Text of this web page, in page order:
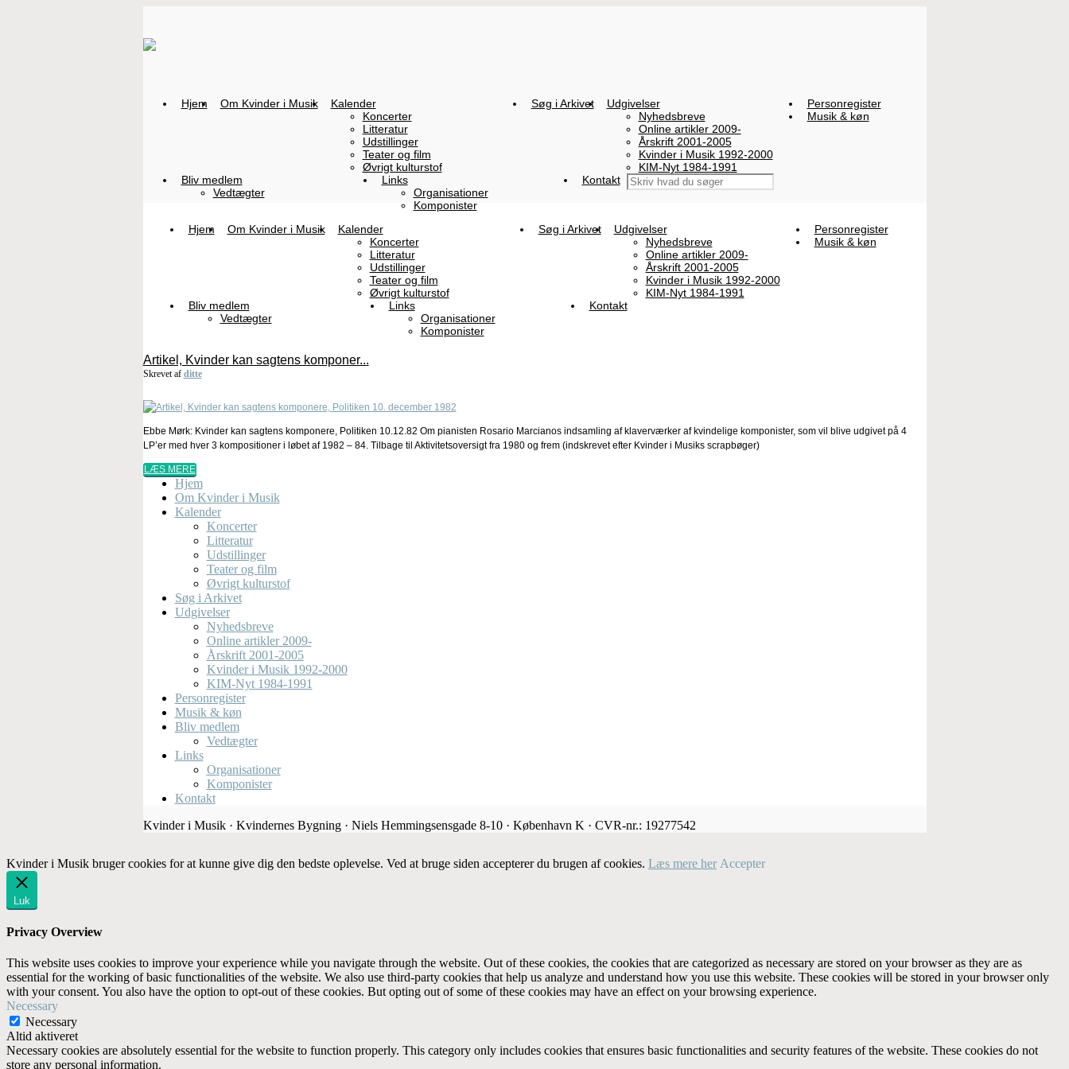
Hjem Om Kvinder i Musik
Kalender
Koncerter
Litteratur
Udstillinger
Teater og film
Øvrigt kulturstof
Søg i Arkivet
Udgivelser
Nyhedsbreve
Online artikler 2009-
Årskrift 2001-2005
Kvinder i Musik 1992-2000
KIM-Nyt 1984-1991
Personregister
Musik & køn
Bliv medlem
Vedtægter
Links
Organisationer
Komponister
Kontakt
Hjem Om Kvinder i Musik
Kalender
Koncerter
Litteratur
Udstillinger
Teater og film
Øvrigt kulturstof
Søg i Arkivet
Udgivelser
Nyhedsbreve
Online artikler 2009-
Årskrift 2001-2005
Kvinder i Musik 1992-2000
KIM-Nyt 1984-1991
Personregister
Musik & køn
Bliv medlem
Vedtægter
Links
Organisationer
Komponister
Kontakt
Artikel, Kvinder kan sagtens komponer...
Skrevet af ditte
Ebbe Mørk: Kvinder kan sagtens komponere, Politiken 10.12.82 Om pianisten Rosario Marcianos indsamling af klaverværker af kvindelige komponister, som vil blive udgivet på 4
LP’er med hver 3 kompositioner i løbet af 1982 – 84. Tilbage til Aktivitetsoversigt fra 1980 og frem (indskrevet efter Kvinder i Musiks scrapbøger)
LÆS MERE
Hjem
Om Kvinder i Musik
Kalender
Koncerter
Litteratur
Udstillinger
Teater og film
Øvrigt kulturstof
Søg i Arkivet
Udgivelser
Nyhedsbreve
Online artikler 2009-
Årskrift 2001-2005
Kvinder i Musik 1992-2000
KIM-Nyt 1984-1991
Personregister
Musik & køn
Bliv medlem
Vedtægter
Links
Organisationer
Komponister
Kontakt
Kvinder i Musik · Kvindernes Bygning · Niels Hemmingsensgade 8-10 · København K · CVR-nr.: 19277542
Kvinder i Musik bruger cookies for at kunne give dig den bedste oplevelse. Ved at bruge siden accepterer du brugen af cookies. Læs mere her Accepter
Luk
Privacy Overview
This website uses cookies to improve your experience while you navigate through the website. Out of these cookies, the cookies that are categorized as necessary are stored on your browser as they are as
essential for the working of basic functionalities of the website. We also use third-party cookies that help us analyze and understand how you use this website. These cookies will be stored in your browser only
with your consent. You also have the option to opt-out of these cookies. But opting out of some of these cookies may have an effect on your browsing experience.
Necessary
Necessary
Altid aktiveret
Necessary cookies are absolutely essential for the website to function properly. This category only includes cookies that ensures basic functionalities and security features of the website. These cookies do not
store any personal information.